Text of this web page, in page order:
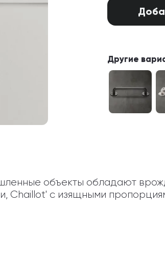
Другие
объекты обладают
Chaillot' с изящными